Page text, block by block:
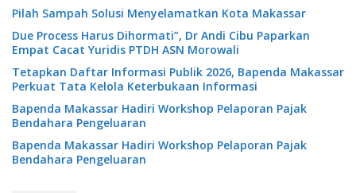
Pilah Sampah Solusi Menyelamatkan Kota Makassar
Due Process Harus Dihormati”, Dr Andi Cibu Paparkan
Empat Cacat Yuridis PTDH ASN Morowali
Tetapkan Daftar Informasi Publik 2026, Bapenda Makassar
Perkuat Tata Kelola Keterbukaan Informasi
Bapenda Makassar Hadiri Workshop Pelaporan Pajak
Bendahara Pengeluaran
Bapenda Makassar Hadiri Workshop Pelaporan Pajak
Bendahara Pengeluaran